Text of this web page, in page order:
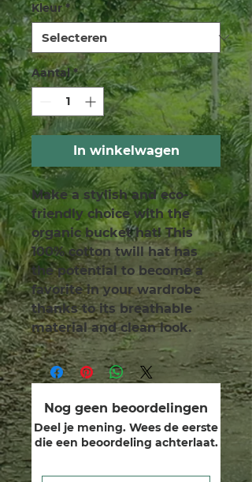
Kleur *
Aantal *
In winkelwagen
Make a stylish and eco-
friendly choice with the
organic bucket hat! This
100% cotton twill hat has
the potential to become a
favorite in your wardrobe
thanks to its breathable
material and clean look.
Nog geen beoordelingen
Deel je mening. Wees de eerste
die een beoordeling achterlaat.